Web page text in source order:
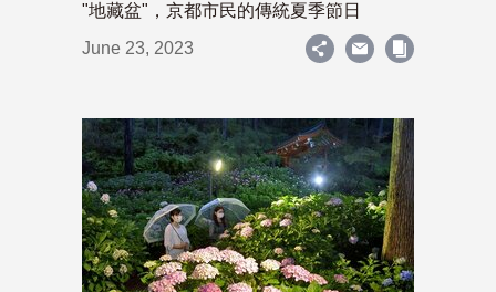
"地藏盆"，京都市民的傳統夏季節日
June 23, 2023